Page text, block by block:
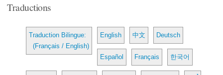
Traductions
Traduction Bilingue:
(Français / English)
English 中文 Deutsch
Español Français 한국어